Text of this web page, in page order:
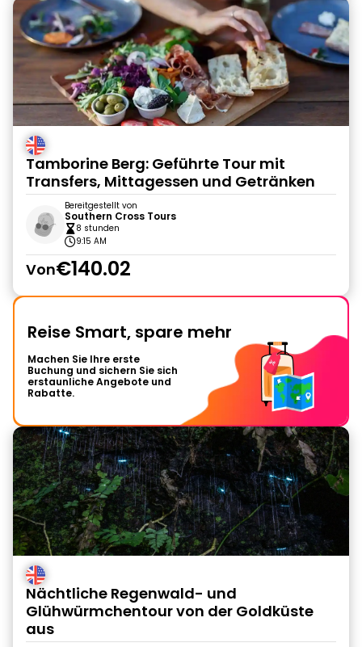
Tamborine Berg: Geführte Tour mit
Transfers, Mittagessen und Getränken
Bereitgestellt von
Southern Cross Tours
8 stunden
9:15 AM
Von€140.02
Reise Smart, spare mehr
Machen Sie Ihre erste
Buchung und sichern Sie sich
erstaunliche Angebote und
Rabatte.
Nächtliche Regenwald- und
Glühwürmchentour von der Goldküste
aus